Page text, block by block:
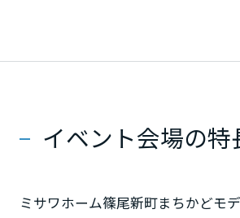
イベント会場の特
ミサワホーム篠尾新町まちかどモ
東海エリア